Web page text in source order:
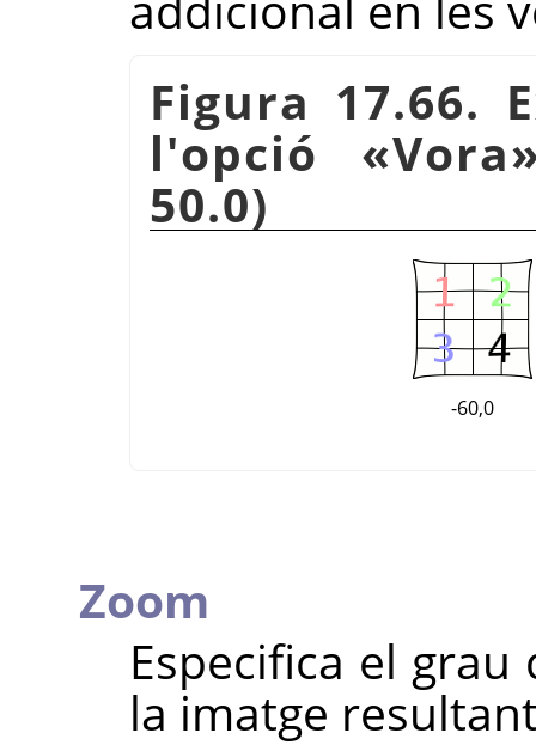
Figura 17.66.
l'opció «Vora
50.0)
-60,0
Zoom
Especifica el
la imatge